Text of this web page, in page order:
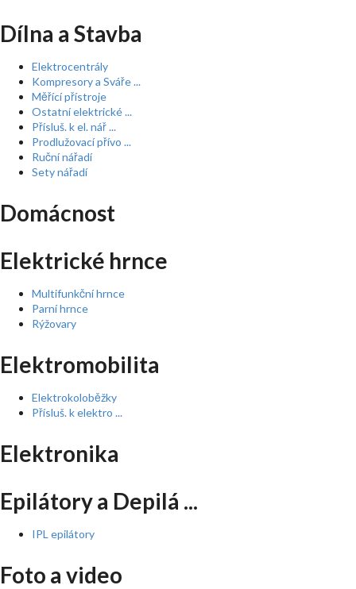
Dílna a Stavba
Elektrocentrály
Kompresory a Sváře ...
Měřící přístroje
Ostatní elektrické ...
Přísluš. k el. nář ...
Prodlužovací přívo ...
Ruční nářadí
Sety nářadí
Domácnost
Elektrické hrnce
Multifunkční hrnce
Parní hrnce
Rýžovary
Elektromobilita
Elektrokoloběžky
Přísluš. k elektro ...
Elektronika
Epilátory a Depilá ...
IPL epilátory
Foto a video